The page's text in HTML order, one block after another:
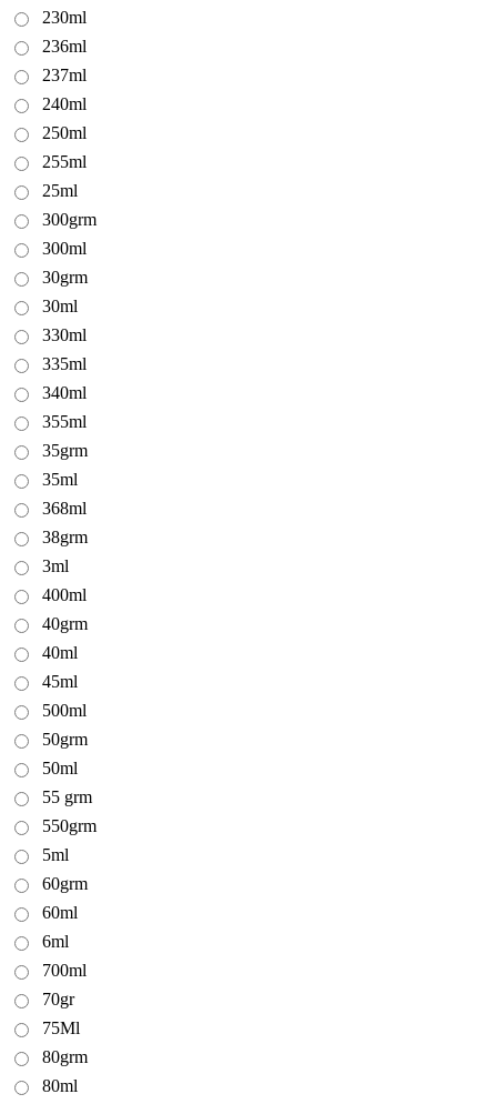
230ml
236ml
237ml
240ml
250ml
255ml
25ml
300grm
300ml
30grm
30ml
330ml
335ml
340ml
355ml
35grm
35ml
368ml
38grm
3ml
400ml
40grm
40ml
45ml
500ml
50grm
50ml
55 grm
550grm
5ml
60grm
60ml
6ml
700ml
70gr
75Ml
80grm
80ml